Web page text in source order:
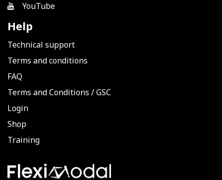
YouTube
Help
Technical support
Terms and conditions
FAQ
Terms and Conditions /GSC
Login
Shop
Training